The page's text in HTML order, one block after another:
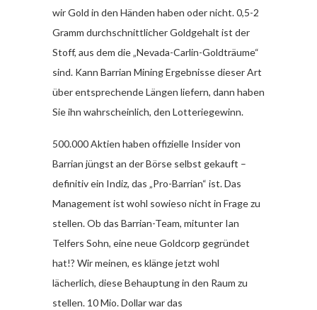
wir Gold in den Händen haben oder nicht. 0,5-2
Gramm durchschnittlicher Goldgehalt ist der
Stoff, aus dem die „Nevada-Carlin-Goldträume“
sind. Kann Barrian Mining Ergebnisse dieser Art
über entsprechende Längen liefern, dann haben
Sie ihn wahrscheinlich, den Lotteriegewinn.
500.000 Aktien haben offizielle Insider von
Barrian jüngst an der Börse selbst gekauft –
definitiv ein Indiz, das „Pro-Barrian“ ist. Das
Management ist wohl sowieso nicht in Frage zu
stellen. Ob das Barrian-Team, mitunter Ian
Telfers Sohn, eine neue Goldcorp gegründet
hat!? Wir meinen, es klänge jetzt wohl
lächerlich, diese Behauptung in den Raum zu
stellen. 10 Mio. Dollar war das